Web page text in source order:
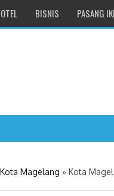
BISNIS PASANG
Magelang » Kota